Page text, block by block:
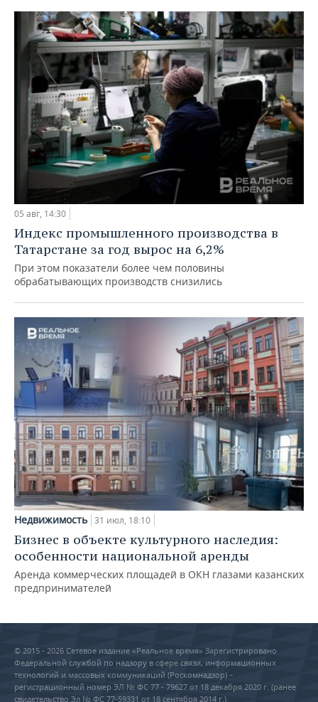
05 авг, 14:30
Индекс промышленного производства в
Татарстане за год вырос на 6,2%
При этом показатели более чем половины
обрабатывающих производств снизились
Недвижимость 31 июл, 18:10
Бизнес в объекте культурного наследия:
особенности национальной аренды
Аренда коммерческих площадей в ОКН глазами казанских
предпринимателей
© 2015 - 2026 Сетевое издание «Реальное время» Зарегистрировано
Федеральной службой по надзору в сфере связи, информационных
технологий и массовых коммуникаций (Роскомнадзор) –
регистрационный номер ЭЛ № ФС 77 - 79627 от 18 декабря 2020 г. (ранее
свидетельство Эл № ФС 77-59331 от 18 сентября 2014 г.)